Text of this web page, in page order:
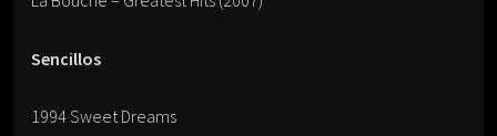
Sencillos
1994 Sweet Dreams